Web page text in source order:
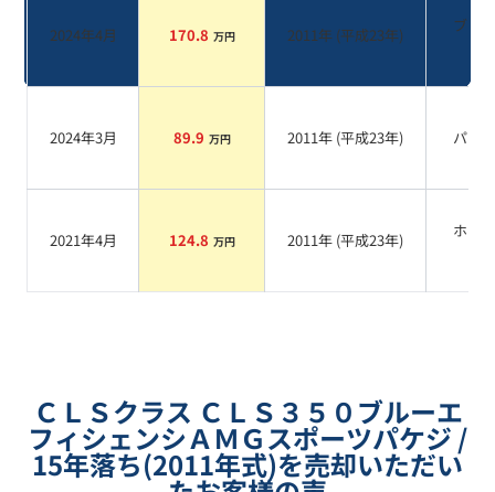
2024年4月 170.8 万円 2011年 (平成23年)
ブラ
2024年3月 89.9 万円 2011年 (平成23年) パール
2021年4月 124.8 万円 2011年 (平成23年)
ホワ
ＣＬＳクラス ＣＬＳ３５０ブルーエ
フィシェンシＡＭＧスポーツパケジ /
15年落ち(2011年式)を売却いただい